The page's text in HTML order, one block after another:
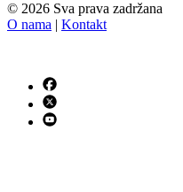
© 2026 Sva prava zadržana
O nama | Kontakt